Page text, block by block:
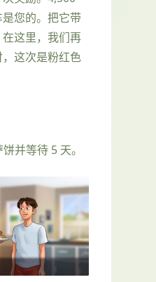
您的。把它带
这里，我们再
这次是粉红色
并等待 5 天。